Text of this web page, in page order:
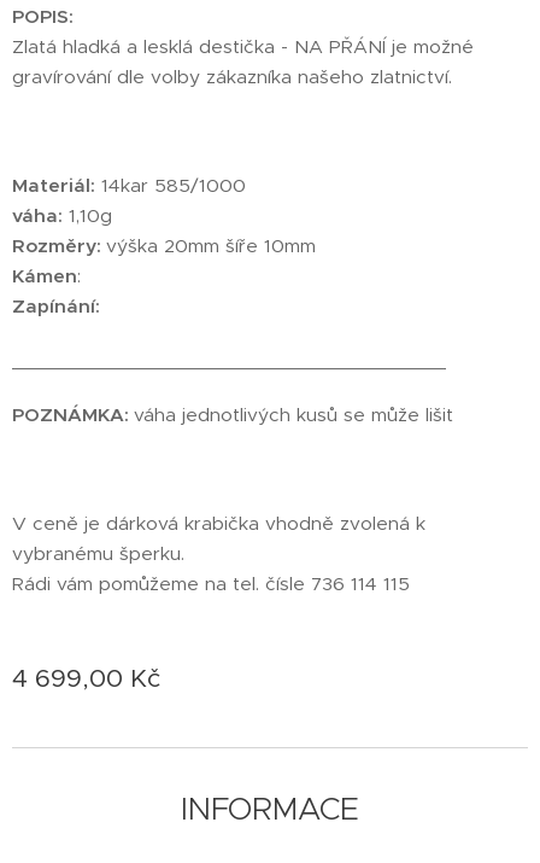
POPIS:
Zlatá hladká a lesklá destička - NA PŘÁNÍ je možné
gravírování dle volby zákazníka našeho zlatnictví.
Materiál: 14kar 585/1000
váha: 1,10g
Rozměry: výška 20mm šíře 10mm
Kámen:
Zapínání:
POZNÁMKA: váha jednotlivých kusů se může lišit
V ceně je dárková krabička vhodně zvolená k
vybranému šperku.
Rádi vám pomůžeme na tel. čísle 736 114 115
4 699,00 Kč
INFORMACE